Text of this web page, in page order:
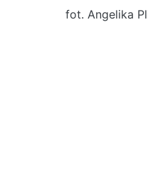
fot. Angelika